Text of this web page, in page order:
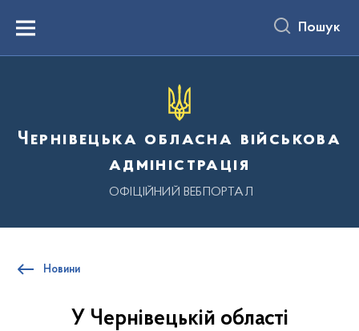
вмістуMenu Пошук
Чернівецька обласна військова
адміністрація
ОФІЦІЙНИЙ ВЕБПОРТАЛ
Новини
У Чернівецькій області